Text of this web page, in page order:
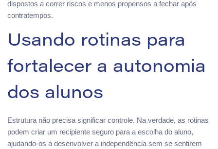
dispostos a correr riscos e menos propensos a fechar após
contratempos.
Usando rotinas para
fortalecer a autonomia
dos alunos
Estrutura não precisa significar controle. Na verdade, as rotinas
podem criar um recipiente seguro para a escolha do aluno,
ajudando-os a desenvolver a independência sem se sentirem